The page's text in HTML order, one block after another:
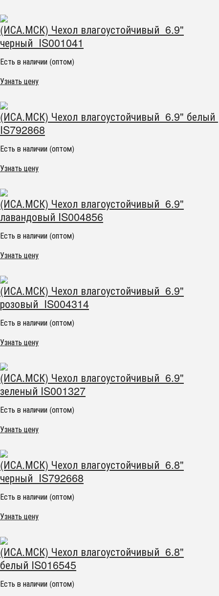
(ИСА.МСК) Чехол влагоустойчивый 6.9"
черный IS001041
Есть в наличии (оптом)
Узнать цену
(ИСА.МСК) Чехол влагоустойчивый 6.9" белый
IS792868
Есть в наличии (оптом)
Узнать цену
(ИСА.МСК) Чехол влагоустойчивый 6.9"
лавандовый IS004856
Есть в наличии (оптом)
Узнать цену
(ИСА.МСК) Чехол влагоустойчивый 6.9"
розовый IS004314
Есть в наличии (оптом)
Узнать цену
(ИСА.МСК) Чехол влагоустойчивый 6.9"
зеленый IS001327
Есть в наличии (оптом)
Узнать цену
(ИСА.МСК) Чехол влагоустойчивый 6.8"
черный IS792668
Есть в наличии (оптом)
Узнать цену
(ИСА.МСК) Чехол влагоустойчивый 6.8"
белый IS016545
Есть в наличии (оптом)